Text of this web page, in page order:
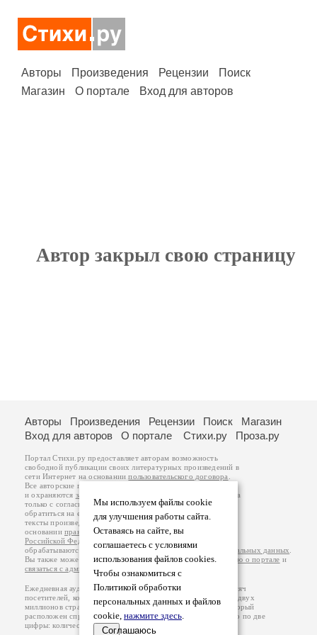
Авторы Произведения Рецензии
Поиск
Магазин
О портале Вход для авторов
Автор закрыл свою страницу
Мы используем файлы cookie
для улучшения работы сайта.
Оставаясь на сайте, вы
соглашаетесь с условиями
использования файлов cookies.
Чтобы ознакомиться с
Политикой обработки
персональных данных и файлов
cookie, нажмите здесь.
Соглашаюсь
Авторы Произведения Рецензии Поиск
Магазин
Вход для авторов
О портале Стихи.ру Проза.ру
Портал Стихи.ру предоставляет авторам возможность
свободной публикации своих литературных произведений в
сети Интернет на основаниипользовательского договора
Все авторские права на произведения принадлежат авторам
и охраняются законом
. Перепечатка произведений возможна
только с согласия его автора, к которому вы можете
обратиться на его авторской странице. Ответственность за
тексты произведений авторы несут самостоятельно на
основанииправил публикацииизаконодательства
Российской Федерации
обрабатываются на основанииПолитики обработки персональных данных
Вы также можете посмотреть более подробнуюинформацию о портале и
связаться с администрацией
Ежедневная аудитория портала Стихи.ру – порядка 200 тысяч
посетителей, которые в общей сумме просматривают более двух
миллионов страниц по данным счетчика посещаемости, который
расположен справа от этого текста. В каждой графе указано по две
цифры: количество просмотров и количество посетителей.